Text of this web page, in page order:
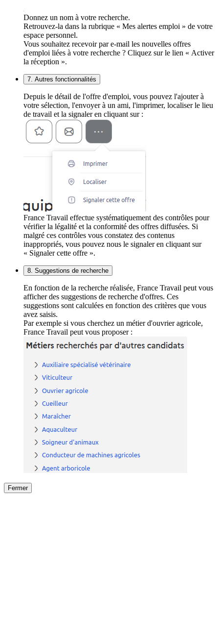
Donnez un nom à votre recherche.
Retrouvez-la dans la rubrique « Mes alertes emploi » de votre
espace personnel.
Vous souhaitez recevoir par e-mail les nouvelles offres
d'emploi liées à votre recherche ? Cliquez sur le lien « Activer
la réception ».
7. Autres fonctionnalités
Depuis le détail de l'offre d'emploi, vous pouvez l'ajouter à
votre sélection, l'envoyer à un ami, l'imprimer, localiser le lieu
de travail et la signaler en cliquant sur :
France Travail effectue systématiquement des contrôles pour
vérifier la légalité et la conformité des offres diffusées. Si
malgré ces contrôles vous constatez des contenus
inappropriés, vous pouvez nous le signaler en cliquant sur
« Signaler cette offre ».
8. Suggestions de recherche
En fonction de la recherche réalisée, France Travail peut vous
afficher des suggestions de recherche d'offres. Ces
suggestions sont calculées en fonction des critères que vous
avez saisis.
Par exemple si vous cherchez un métier d'ouvrier agricole,
France Travail peut vous proposer :
Fermer